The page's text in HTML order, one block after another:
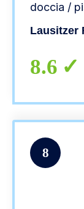
doccia /
qualità,
Lausitzer
8.6
8